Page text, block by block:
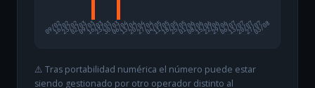
09/02
16/0223/0202/0309/0316/0323/0330/0306/0413/0420/0427/0404/0511/0518/0525/0501/0608/0615/0622/0629/0606/0713/0720/0727/07
03/08
⚠️ Tras portabilidad numérica el número puede estar
siendo gestionado por otro operador distinto al